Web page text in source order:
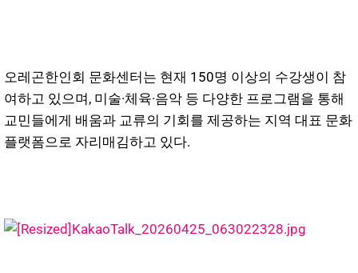
오레곤한인회 문화센터는 현재 150명 이상의 수강생이 참
여하고 있으며, 미술·체육·음악 등 다양한 프로그램을 통해
교민들에게 배움과 교류의 기회를 제공하는 지역 대표 문화
플랫폼으로 자리매김하고 있다.